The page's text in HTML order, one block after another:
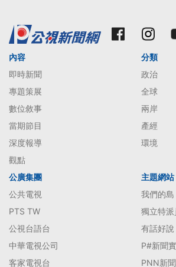
內容
即時新聞
專題策展
數位敘事
當期節目
深度報導
觀點
分類
政治
全球
兩岸
產經
環境
公廣集團
公共電視
PTS TW
公視台語台
中華電視公司
客家電視台
主題網站
我們的島
獨立特派
有話好說
P#新聞
PNN新